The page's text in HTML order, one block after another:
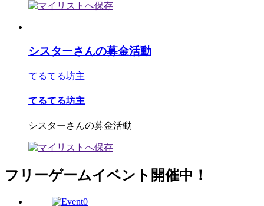
シスターさんの募金活動
てるてる坊主
てるてる坊主
シスターさんの募金活動
フリーゲームイベント開催中！